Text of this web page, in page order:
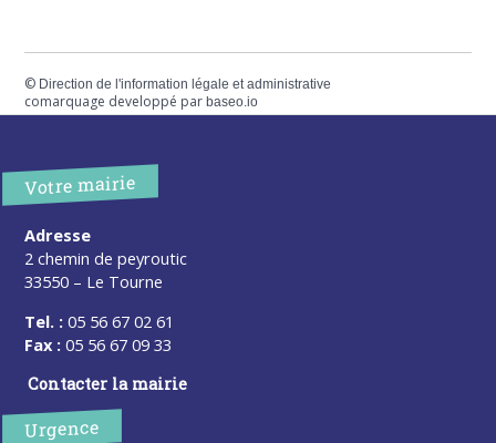
© Direction de l'information légale et administrative
comarquage developpé parbaseo.io
Votre mairie
Adresse
2 chemin de peyroutic
33550 – Le Tourne
Tel. : 05 56 67 02 61
Fax : 05 56 67 09 33
Contacter la mairie
Urgence